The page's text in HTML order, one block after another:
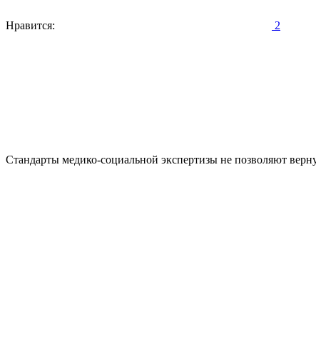
Нравится: 2
Стандарты медико-социальной экспертизы не позволяют